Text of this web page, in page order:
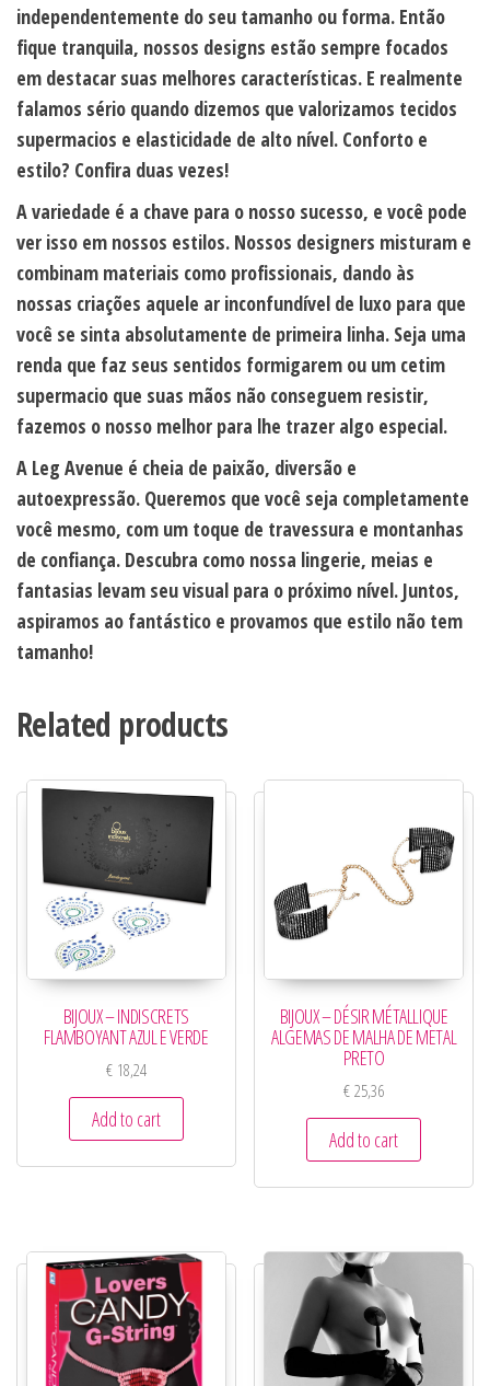
independentemente do seu tamanho ou forma. Então
fique tranquila, nossos designs estão sempre focados
em destacar suas melhores características. E realmente
falamos sério quando dizemos que valorizamos tecidos
supermacios e elasticidade de alto nível. Conforto e
estilo? Confira duas vezes!
A variedade é a chave para o nosso sucesso, e você pode
ver isso em nossos estilos. Nossos designers misturam e
combinam materiais como profissionais, dando às
nossas criações aquele ar inconfundível de luxo para que
você se sinta absolutamente de primeira linha. Seja uma
renda que faz seus sentidos formigarem ou um cetim
supermacio que suas mãos não conseguem resistir,
fazemos o nosso melhor para lhe trazer algo especial.
A Leg Avenue é cheia de paixão, diversão e
autoexpressão. Queremos que você seja completamente
você mesmo, com um toque de travessura e montanhas
de confiança. Descubra como nossa lingerie, meias e
fantasias levam seu visual para o próximo nível. Juntos,
aspiramos ao fantástico e provamos que estilo não tem
tamanho!
Related products
BIJOUX – INDISCRETS
FLAMBOYANT AZUL E VERDE
€18,24
Add to cart
BIJOUX – DÉSIR MÉTALLIQUE
ALGEMAS DE MALHA DE METAL
PRETO
€25,36
Add to cart